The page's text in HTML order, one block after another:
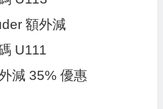
額外減
U111
減 35% 優惠